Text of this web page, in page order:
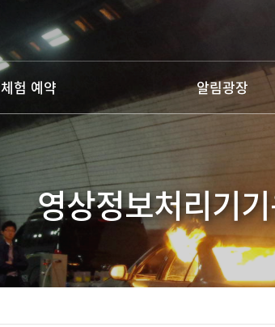
체험 예약 알림광장
영상정보처리기